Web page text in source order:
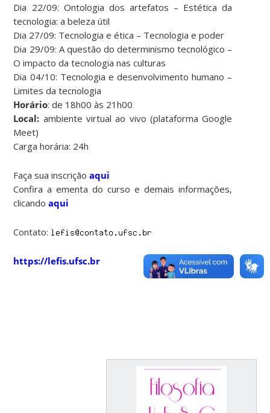
Dia 22/09: Ontologia dos artefatos – Estética da
tecnologia: a beleza útil
Dia 27/09: Tecnologia e ética – Tecnologia e poder
Dia 29/09: A questão do determinismo tecnológico –
O impacto da tecnologia nas culturas
Dia 04/10: Tecnologia e desenvolvimento humano –
Limites da tecnologia
Horário: de 18h00 às 21h00
Local: ambiente virtual ao vivo (plataforma Google
Meet)
Carga horária: 24h
Faça sua inscriçãoaqui
Confira a ementa do curso e demais informações,
clicandoaqui
Contato:
https://lefis.ufsc.br